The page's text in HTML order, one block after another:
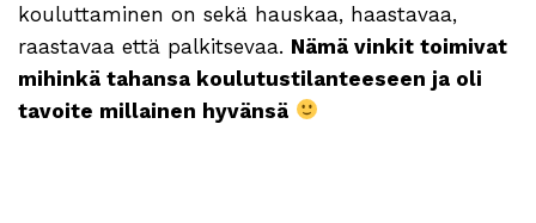
kouluttaminen on sekä hauskaa, haastavaa,
raastavaa että palkitsevaa. Nämä vinkit toimivat
mihinkä tahansa koulutustilanteeseen ja oli
tavoite millainen hyvänsä